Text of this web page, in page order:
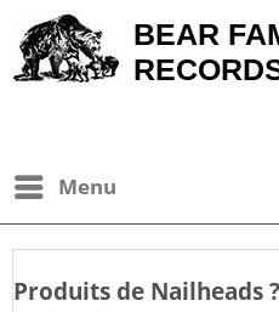
BEAR
Menu
Produits de Nailheads